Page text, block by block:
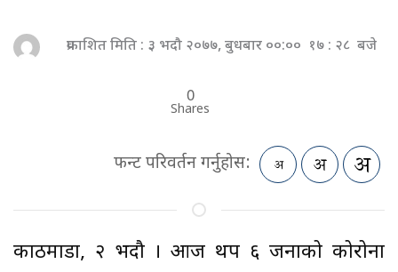
प्रकाशित मिति : ३ भदौ २०७७, बुधबार ००:०० १७ : २८ बजे
0
Shares
फन्ट परिवर्तन गर्नुहोस:
काठमाडौँ, २ भदौ । आज थप ६ जनाको कोरोना